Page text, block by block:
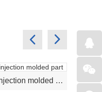
automotive plastic injection molded part